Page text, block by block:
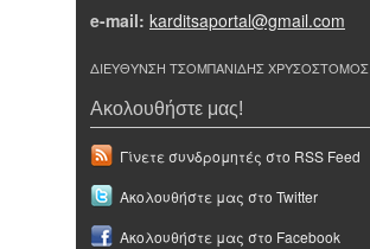
e-mail: karditsaportal@gmail.com
ΔΙΕΥΘΥΝΣΗ ΤΣΟΜΠΑΝΙΔΗΣ ΧΡΥΣΟΣΤΟΜΟΣ
Ακολουθήστε μας!
Γίνετε συνδρομητές στο RSS Feed
Ακολουθήστε μας στο Twitter
Ακολουθήστε μας στο Facebook